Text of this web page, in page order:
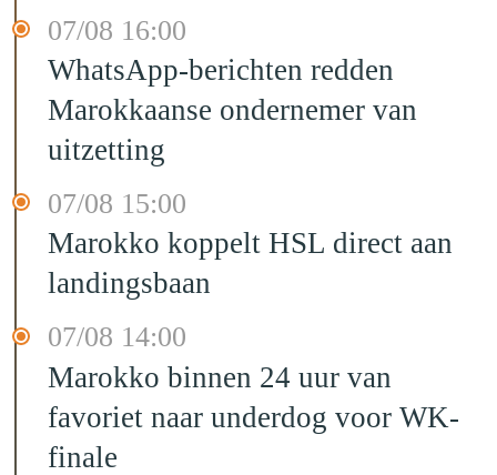
07/08 16:00
WhatsApp-berichten redden
Marokkaanse ondernemer van
uitzetting
07/08 15:00
Marokko koppelt HSL direct aan
landingsbaan
07/08 14:00
Marokko binnen 24 uur van
favoriet naar underdog voor WK-
finale